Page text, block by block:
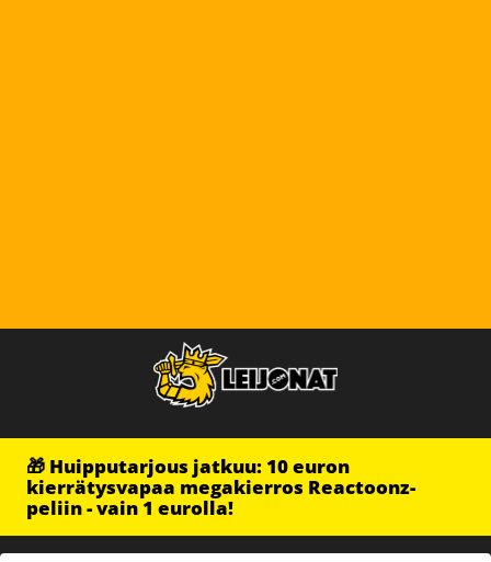
🎁 Huipputarjous jatkuu: 10 euron
kierrätysvapaa megakierros Reactoonz-
peliin - vain 1 eurolla!